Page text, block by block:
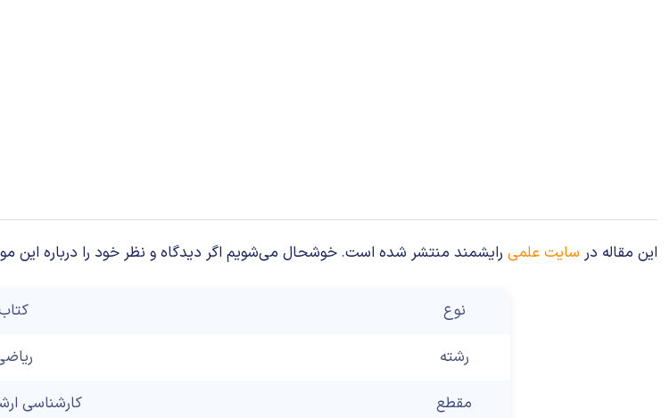
این مقاله در سایت علمی رایشمند منتشر شده است. خوشحال می‌شویم اگر دیدگاه و نظر خود را درباره این
نوع
رشته
مقطع کارشناسی